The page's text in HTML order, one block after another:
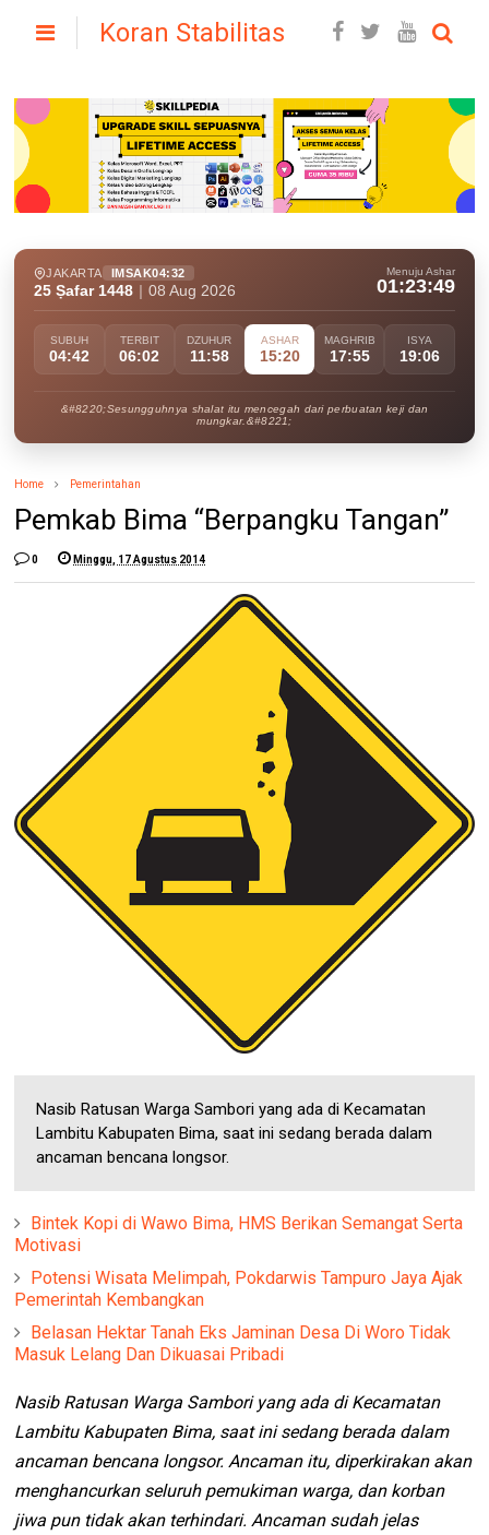
Koran Stabilitas
JAKARTA IMSAK04:32
25 Ṣafar 1448 08 Aug 2026
Menuju Ashar
01:23:47
SUBUH
04:42
TERBIT
06:02
DZUHUR
11:58
ASHAR
15:20
MAGHRIB
17:55
ISYA
19:06
&#8220;Sesungguhnya shalat itu mencegah dari perbuatan keji dan
mungkar.&#8221;
Home Pemerintahan
Pemkab Bima “Berpangku Tangan”
0 Minggu, 17 Agustus 2014
Nasib Ratusan Warga Sambori yang ada di Kecamatan
Lambitu Kabupaten Bima, saat ini sedang berada dalam
ancaman bencana longsor.
Bintek Kopi di Wawo Bima, HMS Berikan Semangat Serta
Motivasi
Potensi Wisata Melimpah, Pokdarwis Tampuro Jaya Ajak
Pemerintah Kembangkan
Belasan Hektar Tanah Eks Jaminan Desa Di Woro Tidak
Masuk Lelang Dan Dikuasai Pribadi
Nasib Ratusan Warga Sambori yang ada di Kecamatan
Lambitu Kabupaten Bima, saat ini sedang berada dalam
ancaman bencana longsor. Ancaman itu, diperkirakan akan
menghancurkan seluruh pemukiman warga, dan korban
jiwa pun tidak akan terhindari. Ancaman sudah jelas